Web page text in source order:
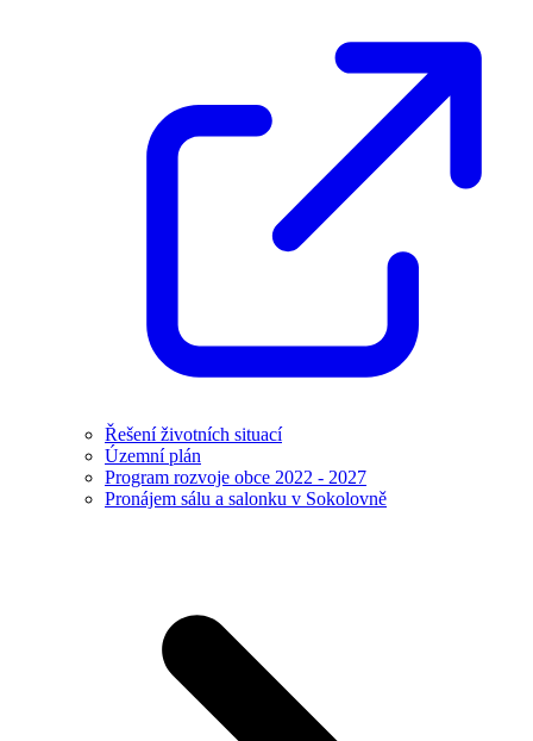
Řešení životních situací
Územní plán
Program rozvoje obce 2022 - 2027
Pronájem sálu a salonku v Sokolovně